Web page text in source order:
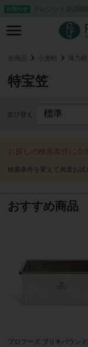
お知らせ クレジット決済開
全商品 小麦粉 薄力粉
特宝笠
並び替え
お探しの検索条件に合
おすすめ商品
プロフーズ ブリキパウン